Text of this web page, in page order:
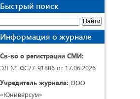
Быстрый поиск
Информация о журнале
Св-во о регистрации СМИ:
ЭЛ № ФС77-91806 от 17.06.2026
Учредитель журнала: ООО
«Юниверсум»